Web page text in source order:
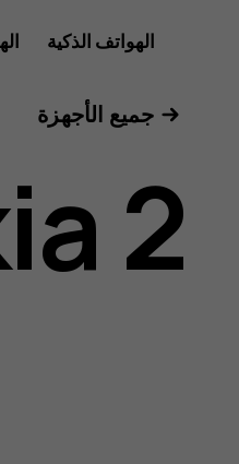
دليل
الهواتف الذكية
جميع الأجهزة
2